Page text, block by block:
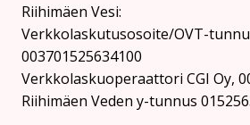
Rii­hi­mäen Vesi:
Verkkolaskutusosoite/OVT-
003701525634100
Verkkolaskuoperaattori CGI Oy,
Riihimäen Veden y-tunnus